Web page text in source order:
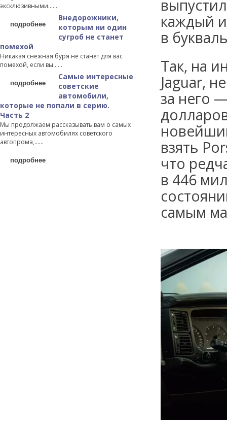
эксклюзивными…...
подробнее
Внедорожники,
которым ни один
сугроб не станет
помехой
Никакая снежная буря не станет для вас
помехой, если вы…...
подробнее
Самые интересные
советские
автомобили,
которые не попали в серию.
Часть 2
Мы продолжаем рассказывать вам о самых
интересных автомобилях советского
автопрома,…...
подробнее
каждый
в
Так, на
Jaguar,
за него
взять
что
в 446
самым